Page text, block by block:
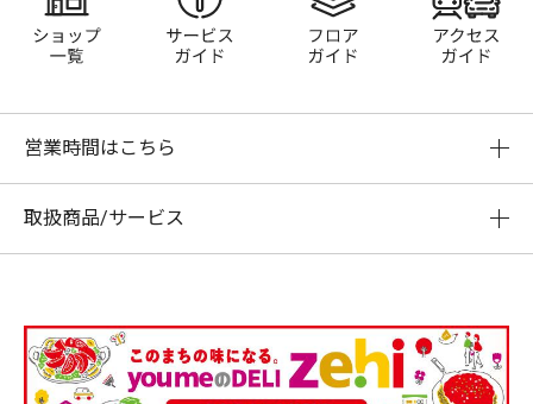
営業時間はこちら
取扱商品/サービス